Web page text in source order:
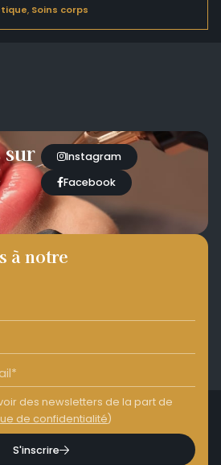
, Soins corps
sur
Instagram
Facebook
à notre
des newsletters de la part de
de confidentialité)
S'inscrire